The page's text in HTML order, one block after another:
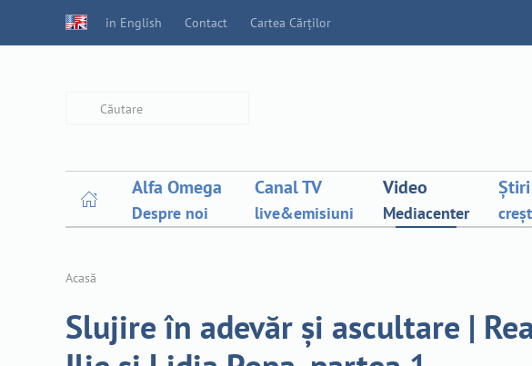
in English Contact Cartea Cărților
Alfa Omega
Despre noi
Canal TV
live&emisiuni
Video
Mediacenter
Știri
Acasă
Slujire în adevăr și ascultare |